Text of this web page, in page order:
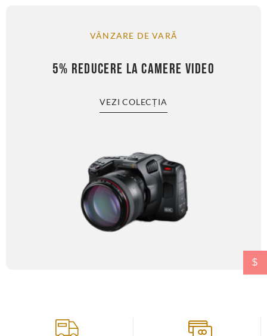
VÂNZARE DE VARĂ
5% REDUCERE LA CAMERE VIDEO
VEZI COLECȚIA
$